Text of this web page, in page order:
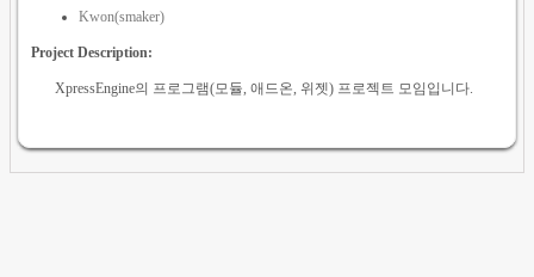
Kwon(smaker)
Project Description:
XpressEngine의 프로그램(모듈, 애드온, 위젯) 프로젝트 모임입니다.